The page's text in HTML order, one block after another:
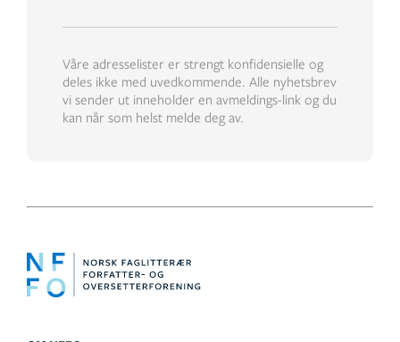
Våre adresselister er strengt konfidensielle og
deles ikke med uvedkommende. Alle nyhetsbrev
vi sender ut inneholder en avmeldings-link og du
kan når som helst melde deg av.